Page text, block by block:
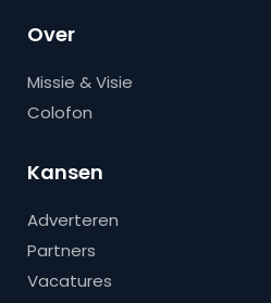
Over
Missie & Visie
Colofon
Kansen
Adverteren
Partners
Vacatures